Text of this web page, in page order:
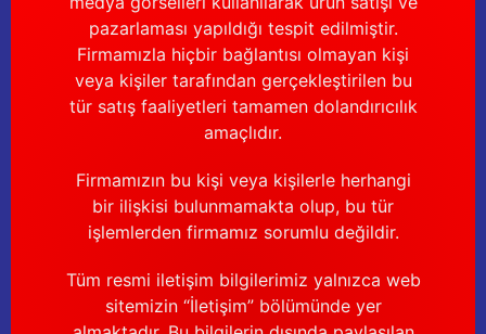
pazarlaması yapıldığı tespit edilmiştir.
Firmamızla hiçbir bağlantısı olmayan kişi
veya kişiler tarafından gerçekleştirilen bu
tür satış faaliyetleri tamamen dolandırıcılık
amaçlıdır.
Firmamızın bu kişi veya kişilerle herhangi
bir ilişkisi bulunmamakta olup, bu tür
işlemlerden firmamız sorumlu değildir.
Tüm resmi iletişim bilgilerimiz yalnızca web
sitemizin “İletişim” bölümünde yer